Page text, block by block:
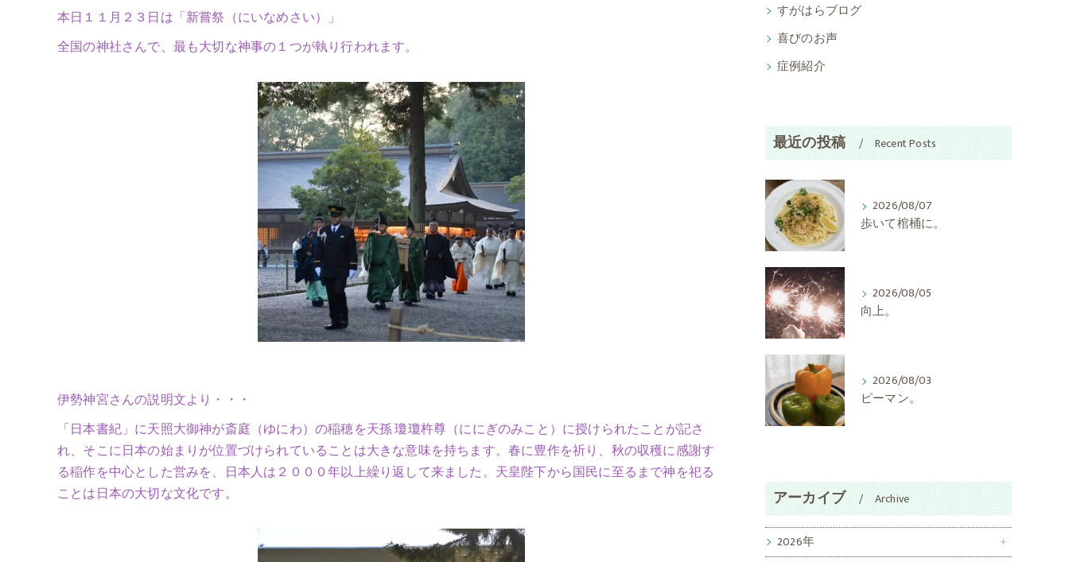
本日１１月２３日は「新嘗祭（にいなめさい）」
全国の神社さんで、最も大切な神事の１つが執り行われます。
伊勢神宮さんの説明文より・・・
「日本書紀」に天照大御神が斎庭（ゆにわ）の稲穂を天孫 瓊瓊杵尊（ににぎのみこと）に授けられたことが記さ
れ、そこに日本の始まりが位置づけられていることは大きな意味を持ちます。春に豊作を祈り、秋の収穫に感謝す
る稲作を中心とした営みを、日本人は２０００年以上繰り返して来ました。天皇陛下から国民に至るまで神を祀る
ことは日本の大切な文化です。
すがはらブログ
喜びのお声
症例紹介
最近の投稿 Recent Posts
2026/08/07
歩いて棺桶に。
2026/08/05
向上。
2026/08/03
ピーマン。
アーカイブ Archive
2026年